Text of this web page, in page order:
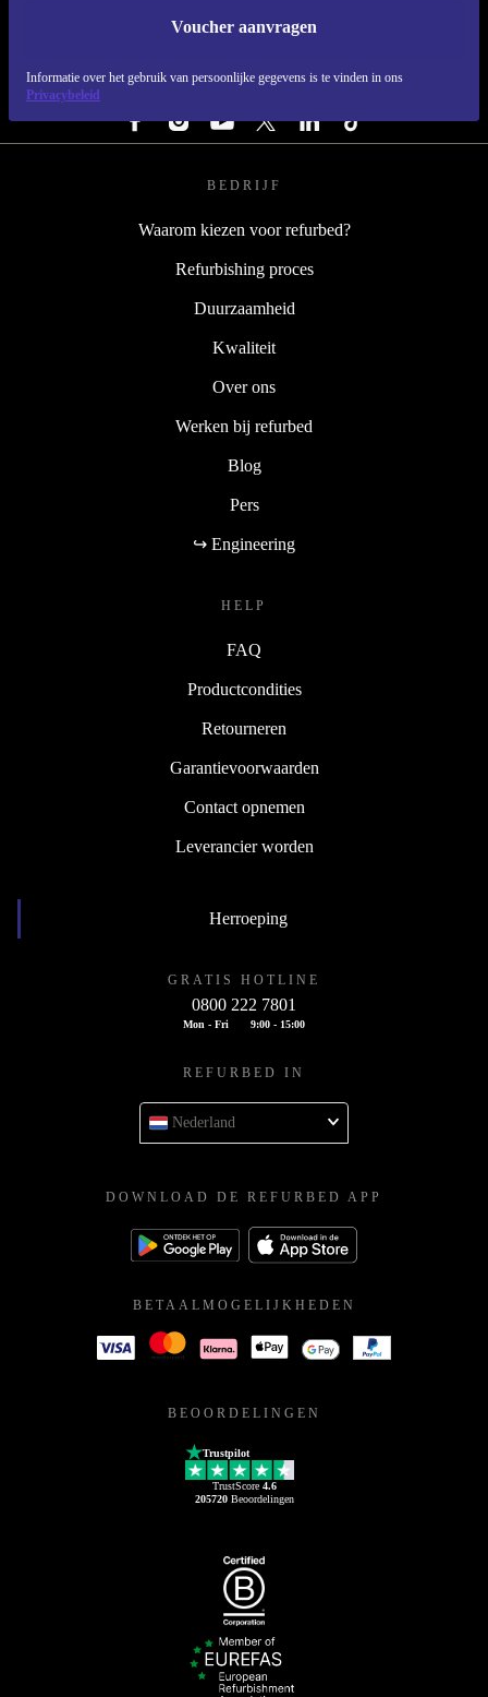
Voucher aanvragen
Informatie over het gebruik van persoonlijke gegevens is te vinden in ons
Privacybeleid
REFURBED NEDERLAND - RETHINK NEW.
VOLG ONS
BEDRIJF
Waarom kiezen voor refurbed?
Refurbishing proces
Duurzaamheid
Kwaliteit
Over ons
Werken bij refurbed
Blog
Pers
↪ Engineering
HELP
FAQ
Productcondities
Retourneren
Garantievoorwaarden
Contact opnemen
Leverancier worden
Herroeping
GRATIS HOTLINE
0800 222 7801
Mon - Fri 9:00 - 15:00
REFURBED IN
Nederland
DOWNLOAD DE REFURBED APP
BETAALMOGELIJKHEDEN
BEOORDELINGEN
Trustpilot
TrustScore 4.6
205720Beoordelingen